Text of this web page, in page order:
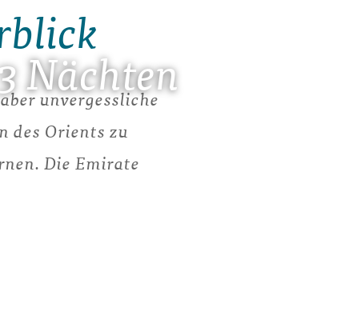
Nächten
unvergessliche
des Orients zu
Die Emirate